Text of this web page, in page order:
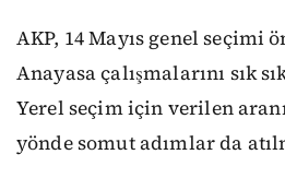
AKP, 14 Mayıs genel seçimi
Anayasa çalışmalarını sık
Yerel seçim için verilen
yönde somut adımlar da